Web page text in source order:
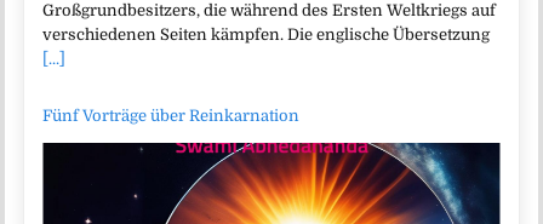
Großgrundbesitzers, die während des Ersten Weltkriegs auf
verschiedenen Seiten kämpfen. Die englische Übersetzung
[...]
Fünf Vorträge über Reinkarnation